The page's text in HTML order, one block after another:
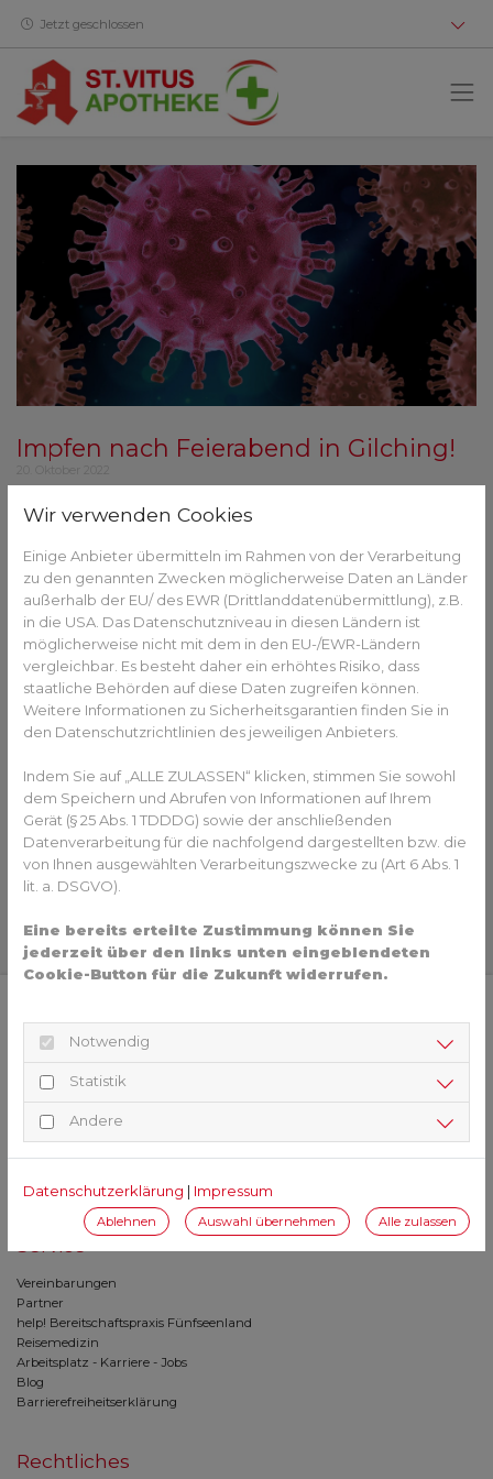
Jetzt geschlossen
Zurück zur Übersicht
Impfen nach Feierabend in Gilching!
Impfen nach Feierabend in Gilching!
Ab Freitag den 14.10.2022 impft die St. Vitus Apotheke in
der Römerstr. 19 gegen Covid.
Immer Freitag zwischen 17:00-20:00 Uhr und
Sonntags zwischen 10:00-12:00 Uhr
Auffrischimpfungen mit dem Omikron
Varianten BA.4/BA.5 angepassten Impfstoff
von Biontech/Pfizer
Terminvereinbarungen:www.impfen-
Gelegentlich sind auch noch spontan
einzelnen Termine frei
Wir impfen voraussichtlich ab dem 23.
Oktober auch gegen Grippe
lo-flyer-a5-2seiter-neu.pdf
St. Vitus Apotheke
Römerstr. 32
82205 Gilching
08105 / 208250
vitus@hartmannapotheken.de
Vereinbarungen
Partner
help! Bereitschaftspraxis Fünfseenland
Reisemedizin
Arbeitsplatz - Karriere - Jobs
Blog
Barrierefreiheitserklärung
Rechtliches
Wir verwenden Cookies
Einige Anbieter übermitteln im Rahmen von der Verarbeitung
zu den genannten Zwecken möglicherweise Daten an Länder
außerhalb der EU/ des EWR (Drittlanddatenübermittlung), z.B.
in die USA. Das Datenschutzniveau in diesen Ländern ist
möglicherweise nicht mit dem in den EU-/EWR-Ländern
vergleichbar. Es besteht daher ein erhöhtes Risiko, dass
staatliche Behörden auf diese Daten zugreifen können.
Weitere Informationen zu Sicherheitsgarantien finden Sie in
den Datenschutzrichtlinien des jeweiligen Anbieters.
Indem Sie auf „ALLE ZULASSEN“ klicken, stimmen Sie sowohl
dem Speichern und Abrufen von Informationen auf Ihrem
Gerät (§ 25 Abs. 1 TDDDG) sowie der anschließenden
Datenverarbeitung für die nachfolgend dargestellten bzw. die
von Ihnen ausgewählten Verarbeitungszwecke zu (Art 6 Abs. 1
lit. a. DSGVO).
Eine bereits erteilte Zustimmung können Sie
jederzeit über den links unten eingeblendeten
Cookie-Button für die Zukunft widerrufen.
Notwendig
Statistik
Andere
Datenschutzerklärung | Impressum
Ablehnen Auswahl übernehmen Alle zulassen